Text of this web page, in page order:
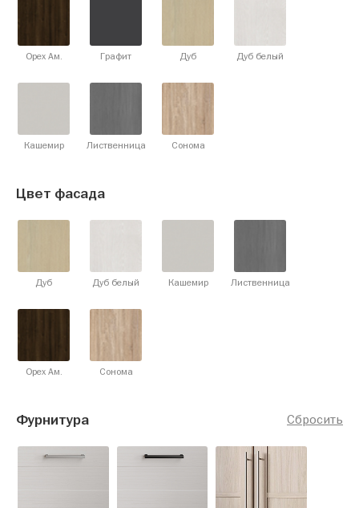
Орех Ам. Графит Дуб Дуб белый
Кашемир Лиственница Сонома
Цвет фасада
Дуб Дуб белый Кашемир Лиственница
Орех Ам. Сонома
Сбросить
Фурнитура